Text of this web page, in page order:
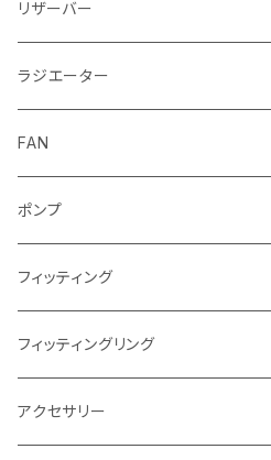
CPUウォーターブロック
Intel
AMD
GPUウォーターブロック
NVIDIA
AMD
モノブロック
リザーバー
EK-RESチューブ（交換用）
EK-D5 Series
ディストロプレート
ラジエーター
ラジエーターサイズ240mm
ラジエーターサイズ280mm
ラジエーターサイズ360mm
ラジエーターサイズ420mm
ラジエーターサイズ480mm
FAN
FANサイズ120mm
FANサイズ140mm
ポンプ
ディストロプレート
フィッティング
ニッケル Nickel
サテンチタン SatinTitan
フィッティングリング
アクセサリー